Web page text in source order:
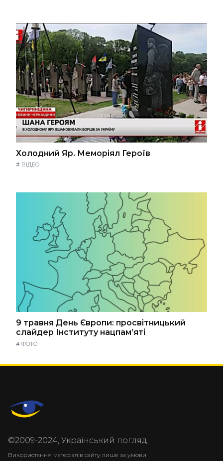
Холодний Яр. Меморіял Героїв
# ВІДЕО
9 травня День Європи: просвітницький
слайдер Інституту нацпам’яті
# ФОТО
©2009-2024, Український погляд.
Використання матеріалів сайту лише за умови